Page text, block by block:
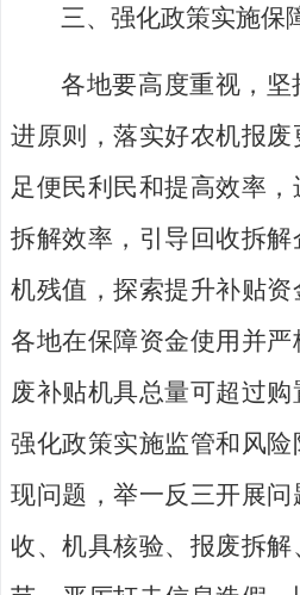
三、强化政策实施保
各地要高度重视，
进原则，落实好农机报
足便民利民和提高效率
拆解效率 ， 引导回收拆
机残值，探索提升补贴资
各地在保障资金使用并
废补贴机具总量可超过购
强化政策实施监管和风险
现问题，举一反三开展问
收、机具核验、报废拆